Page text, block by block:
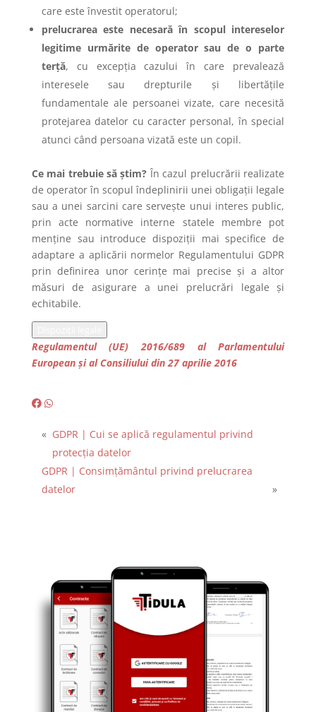
care este învestit operatorul;
prelucrarea este necesară în scopul intereselor
legitime urmărite de operator sau de o parte
terță, cu excepția cazului în care prevalează
interesele sau drepturile și libertățile
fundamentale ale persoanei vizate, care necesită
protejarea datelor cu caracter personal, în special
atunci când persoana vizată este un copil.
Ce mai trebuie să știm? În cazul prelucrării realizate
de operator în scopul îndeplinirii unei obligații legale
sau a unei sarcini care servește unui interes public,
prin acte normative interne statele membre pot
menține sau introduce dispoziții mai specifice de
adaptare a aplicării normelor Regulamentului GDPR
prin definirea unor cerințe mai precise și a altor
măsuri de asigurare a unei prelucrări legale și
echitabile.
Regulamentul (UE) 2016/689 al Parlamentului
European și al Consiliului din 27 aprilie 2016
« GDPR | Cui se aplică regulamentul privind
protecția datelor
GDPR | Consimțământul privind prelucrarea
datelor
»